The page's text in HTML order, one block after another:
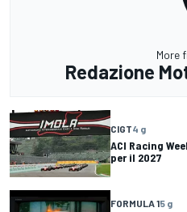
More
Redazione
CIGT4 g
ACI Racing
per il 2027
FORMULA 15 g